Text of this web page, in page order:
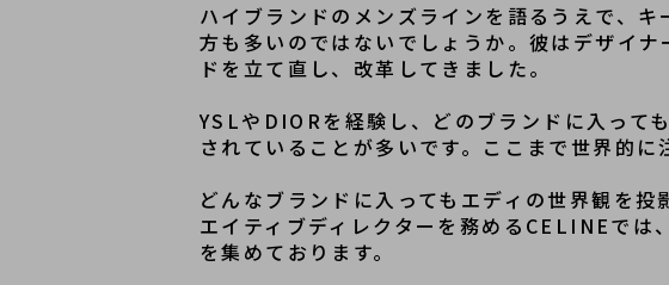
ハイブランドのメンズラインを語るうえで、
方も多いのではないでしょうか。彼はデザイ
ドを立て直し、改革してきました。
YSLやDIORを経験し、どのブランドに入って
されていることが多いです。ここまで世界的
どんなブランドに入ってもエディの世界観を
エイティブディレクターを務めるCELINEでは
を集めております。